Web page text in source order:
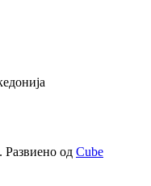
Развиено од Cube